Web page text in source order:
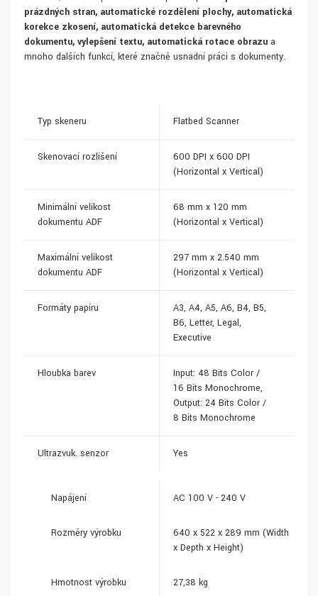
prázdných stran, automatické rozdělení plochy, automatická
korekce zkosení, automatická detekce barevného
dokumentu, vylepšení textu, automatická rotace obrazu a
mnoho dalších funkcí, které značně usnadní práci s dokumenty.
Typ skeneru Flatbed Scanner
Skenovací rozlišení
600 DPI x 600 DPI
(Horizontal x Vertical)
Minimální velikost
dokumentu ADF
68 mm x 120 mm
(Horizontal x Vertical)
Maximální velikost
dokumentu ADF
297 mm x 2.540 mm
(Horizontal x Vertical)
Formáty papíru
A3, A4, A5, A6, B4, B5,
B6, Letter, Legal,
Executive
Hloubka barev
Input: 48 Bits Color /
16 Bits Monochrome,
Output: 24 Bits Color /
8 Bits Monochrome
Ultrazvuk. senzor Yes
Napájení AC 100 V - 240 V
Rozměry výrobku
640‎ x 522 x 289 mm (Width
x Depth x Height)
Hmotnost výrobku 27,38 kg